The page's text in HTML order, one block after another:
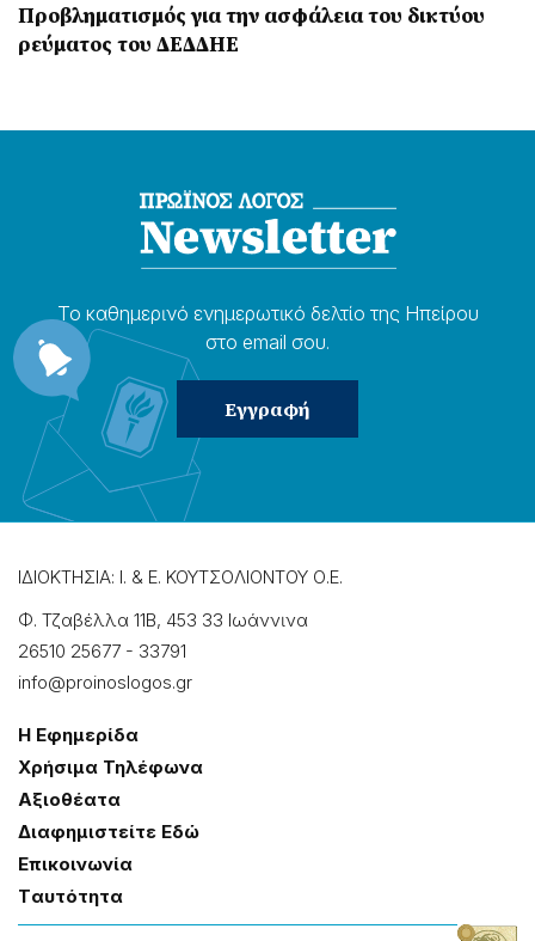
Προβληματισμός για την ασφάλεια του δικτύου
ρεύματος του ΔΕΔΔΗΕ
Το καθημερɩνό ενημερωτɩκό δελτίο της Ηπείρου
στο email σου.
ΙΔΙΟΚΤΗΣΙΑ: Ι. & Ε. ΚΟΥΤΣΟΛΙΟΝΤΟΥ Ο.Ε.
Φ. Τζαβέλλα 11Β, 453 33 Ιωάννɩνα
26510 25677 - 33791
info@proinoslogos.gr
Η Εφημερίδα
Χρήσɩμα Τηλέφωνα
Αξɩοθέατα
Δɩαφημɩστείτε Εδώ
Επɩκοɩνωνία
Tαυτότητα